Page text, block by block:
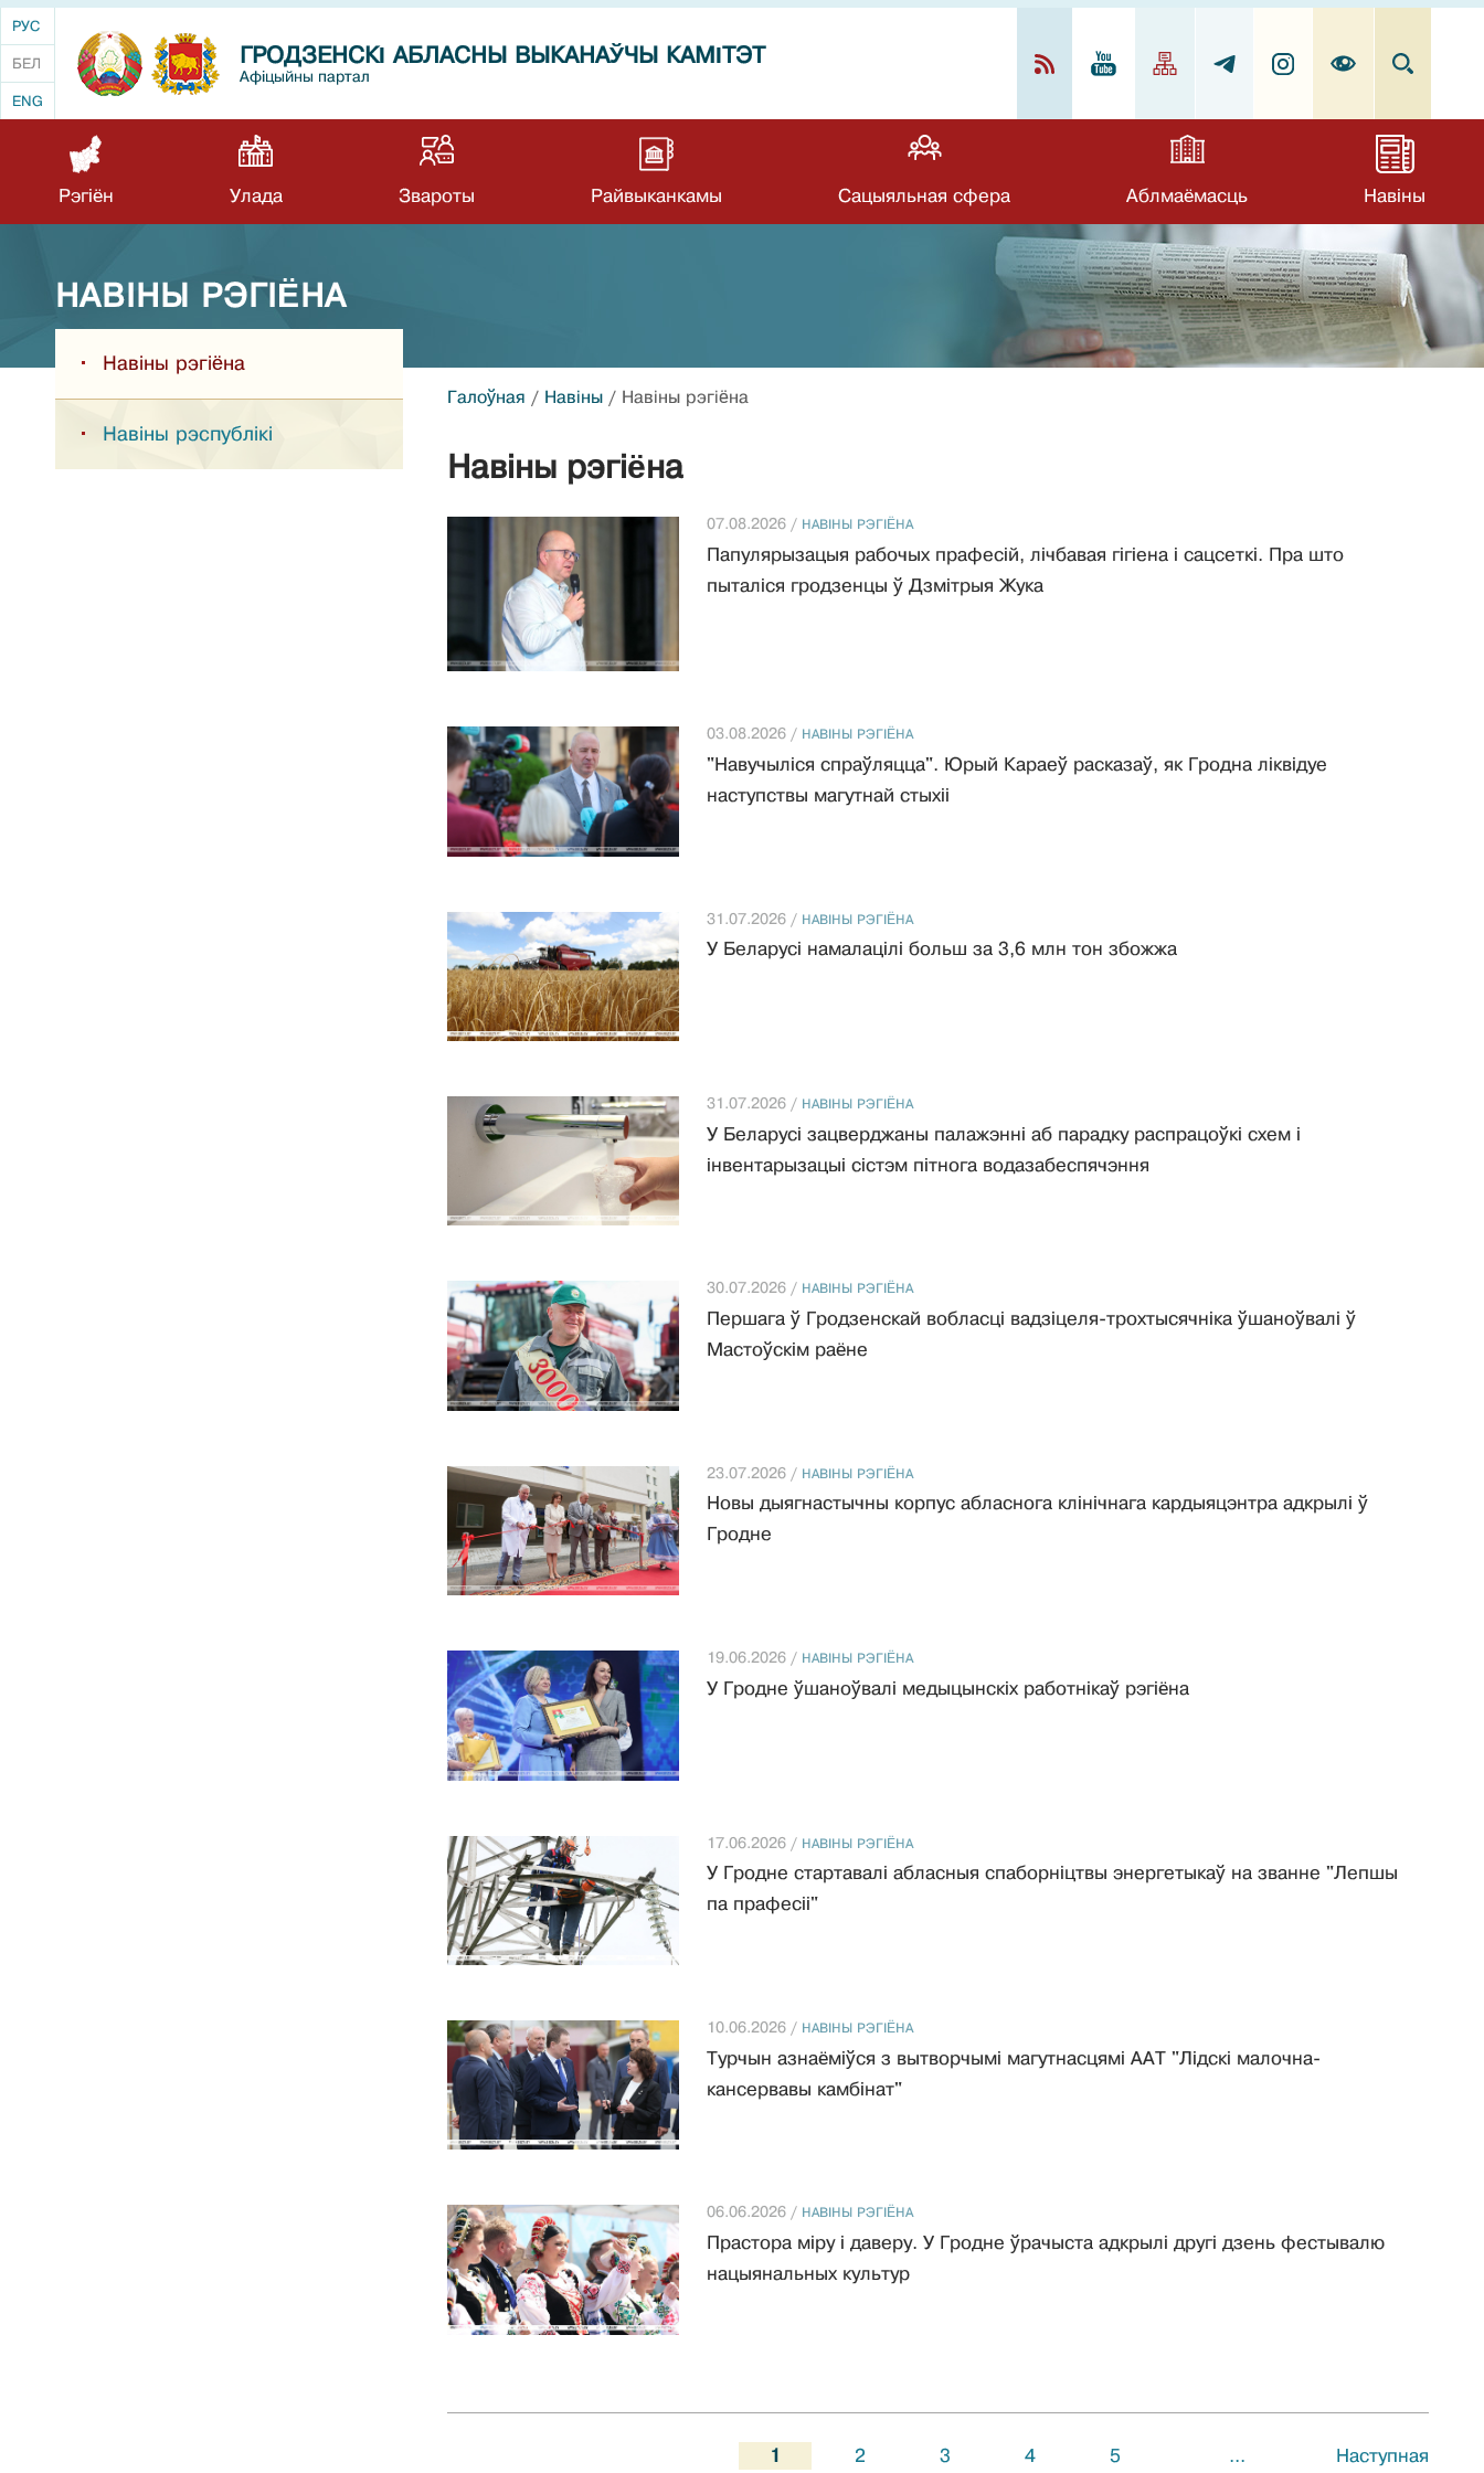
РУС
БЕЛ
ENG
ГРОДЗЕНСКІ АБЛАСНЫ ВЫКАНАЎЧЫ КАМІТЭТ
Афіцыйны партал
Рэгіён Улада Звароты Райвыканкамы Сацыяльная сфера Аблмаёмасць Навіны
НАВIНЫ РЭГIЁНА
Навiны рэгiёна
Навiны рэспублiкi
Галоўная / Навiны / Навiны рэгiёна
Навiны рэгiёна
07.08.2026 / НАВIНЫ РЭГIЁНА
Папулярызацыя рабочых прафесій, лічбавая гігіена і сацсеткі. Пра што
пыталіся гродзенцы ў Дзмітрыя Жука
03.08.2026 / НАВIНЫ РЭГIЁНА
"Навучыліся спраўляцца". Юрый Караеў расказаў, як Гродна ліквідуе
наступствы магутнай стыхіі
31.07.2026 / НАВIНЫ РЭГIЁНА
У Беларусі намалацілі больш за 3,6 млн тон збожжа
31.07.2026 / НАВIНЫ РЭГIЁНА
У Беларусі зацверджаны палажэнні аб парадку распрацоўкі схем і
інвентарызацыі сістэм пітнога водазабеспячэння
30.07.2026 / НАВIНЫ РЭГIЁНА
Першага ў Гродзенскай вобласці вадзіцеля-трохтысячніка ўшаноўвалі ў
Мастоўскім раёне
23.07.2026 / НАВIНЫ РЭГIЁНА
Новы дыягнастычны корпус абласнога клінічнага кардыяцэнтра адкрылі ў
Гродне
19.06.2026 / НАВIНЫ РЭГIЁНА
У Гродне ўшаноўвалі медыцынскіх работнікаў рэгіёна
17.06.2026 / НАВIНЫ РЭГIЁНА
У Гродне стартавалі абласныя спаборніцтвы энергетыкаў на званне "Лепшы
па прафесіі"
10.06.2026 / НАВIНЫ РЭГIЁНА
Турчын азнаёміўся з вытворчымі магутнасцямі ААТ "Лідскі малочна-
кансервавы камбінат"
06.06.2026 / НАВIНЫ РЭГIЁНА
Прастора міру і даверу. У Гродне ўрачыста адкрылі другі дзень фестывалю
нацыянальных культур
1 2 3 4 5 ... Наступная